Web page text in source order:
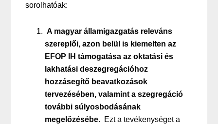
sorolhatóak:
A magyar államigazgatás releváns
szereplői, azon belül is kiemelten az
EFOP IH támogatása az oktatási és
lakhatási deszegregációhoz
hozzásegítő beavatkozások
tervezésében, valamint a szegregáció
további súlyosbodásának
megelőzésébe. Ezt a tevékenységet a